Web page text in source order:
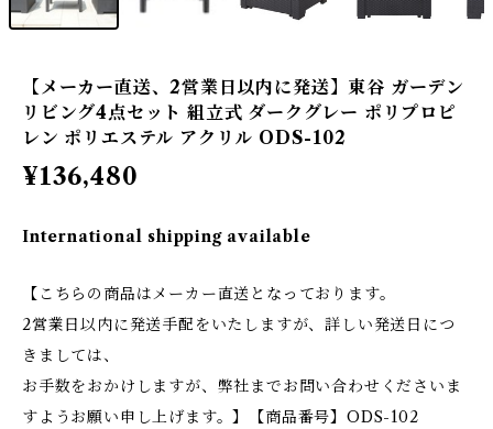
【メーカー直送、2営業日以内に発送】東谷 ガーデン
リビング4点セット 組立式 ダークグレー ポリプロピ
レン ポリエステル アクリル ODS-102
¥136,480
International shipping available
【こちらの商品はメーカー直送となっております。
2営業日以内に発送手配をいたしますが、詳しい発送日につ
きましては、
お手数をおかけしますが、弊社までお問い合わせくださいま
すようお願い申し上げます。】【商品番号】ODS-102